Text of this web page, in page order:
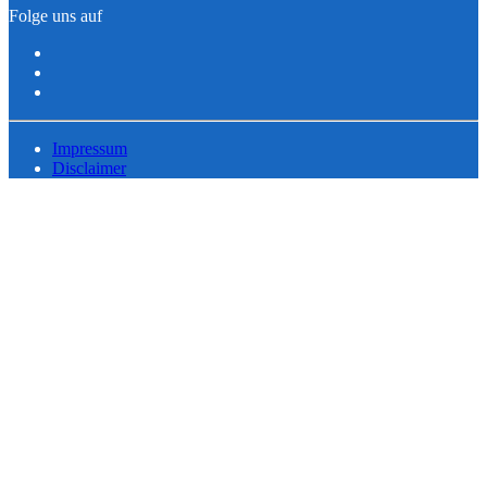
Folge uns auf
Impressum
Disclaimer